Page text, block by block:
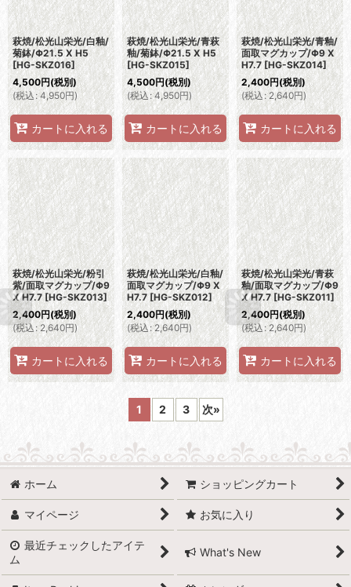
萩焼/松光山栄光/白釉/
菊鉢/Φ21.5 X H5
[HG-SKZ016]
4,500円(税別)
(税込 : 4,950円)
カートに入れる
萩焼/松光山栄光/青萩
釉/菊鉢/Φ21.5 X H5
[HG-SKZ015]
4,500円(税別)
(税込 : 4,950円)
カートに入れる
萩焼/松光山栄光/青釉/
面取マグカップ/Φ9 X
H7.7 [HG-SKZ014]
2,400円(税別)
(税込 : 2,640円)
カートに入れる
萩焼/松光山栄光/粉引
紫/面取マグカップ/Φ9
X H7.7 [HG-SKZ013]
2,400円(税別)
(税込 : 2,640円)
カートに入れる
萩焼/松光山栄光/白釉/
面取マグカップ/Φ9 X
H7.7 [HG-SKZ012]
2,400円(税別)
(税込 : 2,640円)
カートに入れる
萩焼/松光山栄光/青萩
釉/面取マグカップ/Φ9
X H7.7 [HG-SKZ011]
2,400円(税別)
(税込 : 2,640円)
カートに入れる
1 2 3 次»
ホーム ショッピングカート
マイページ お気に入り
最近チェックしたアイテ
ム
What's New